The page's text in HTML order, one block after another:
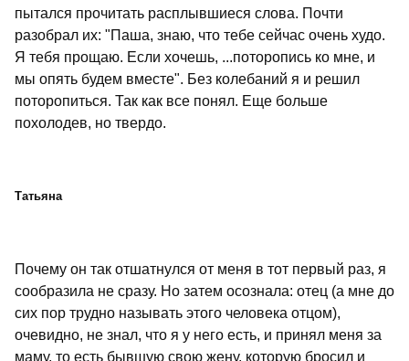
пытался прочитать расплывшиеся слова. Почти
разобрал их: "Паша, знаю, что тебе сейчас очень худо.
Я тебя прощаю. Если хочешь, ...поторопись ко мне, и
мы опять будем вместе". Без колебаний я и решил
поторопиться. Так как все понял. Еще больше
похолодев, но твердо.
Татьяна
Почему он так отшатнулся от меня в тот первый раз, я
сообразила не сразу. Но затем осознала: отец (а мне до
сих пор трудно называть этого человека отцом),
очевидно, не знал, что я у него есть, и принял меня за
маму, то есть бывшую свою жену, которую бросил и